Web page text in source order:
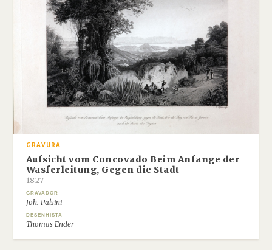
GRAVURA
Aufsicht vom Concovado Beim Anfange der
Wasferleitung, Gegen die Stadt
1827
GRAVADOR
Joh. Palsini
DESENHISTA
Thomas Ender